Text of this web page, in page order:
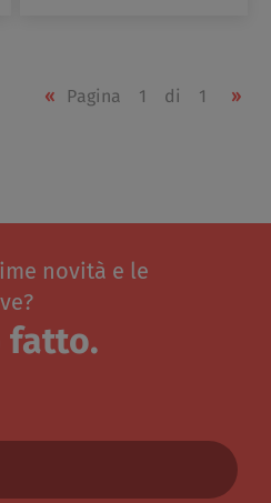
« Pagina 1 di 1 »
novità e le
fatto.